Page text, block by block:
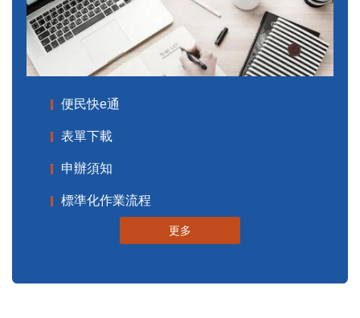
便民快e通
表單下載
申辦須知
標準化作業流程
更多